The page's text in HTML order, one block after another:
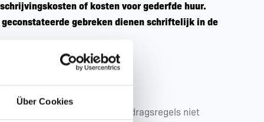
Über Cookies
of kosten voor gederfde huur.
gebreken dienen schriftelijk in de
"E-Scoot".
de voorschriften en gedragsregels niet